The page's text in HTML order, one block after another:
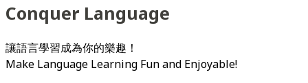
Conquer Language
讓語言學習成為你的樂趣！
Make Language Learning Fun and Enjoyable!